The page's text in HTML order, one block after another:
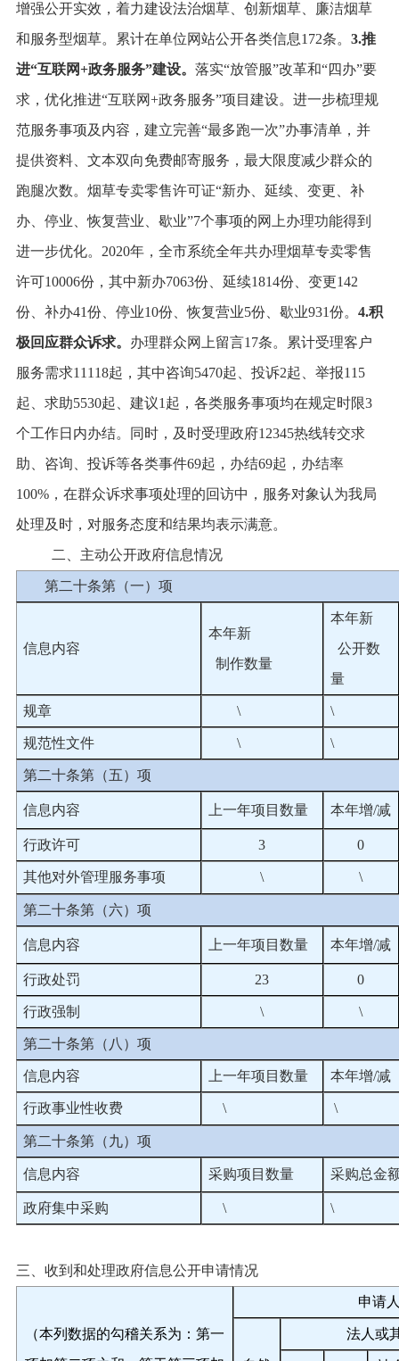
增强公开实效，着力建设法治烟草、创新烟草、廉洁烟草
和服务型烟草。累计在单位网站公开各类信息172条。 3.推
进“互联网+政务服务”建设。 落实“放管服”改革和“四办”要
求， 优化推进“互联网+政务服务”项目建设。进一步梳理规
范服务事项及内容，建立完善“最多跑一次”办事清单，并
提供资料、文本双向免费邮寄服务，最大限度减少群众的
跑腿次数。烟草专卖零售许可证“新办、延续、变更、补
办、停业、恢复营业、歇业”7个事项的网上办理功能得到
进一步优化。2020年，全市系统全年共办理烟草专卖零售
许可10006份，其中新办7063份、延续1814份、变更142
份、补办41份、停业10份、恢复营业5份、歇业931份。 4.积
极回应群众诉求。 办理群众网上留言17条。累计受理客户
服务需求11118起，其中咨询5470起、投诉2起、举报115
起、求助5530起、建议1起，各类服务事项均在规定时限3
个工作日内办结。同时，及时受理政府12345热线转交求
助、咨询、投诉等各类事件69起，办结69起，办结率
100%，在群众诉求事项处理的回访中，服务对象认为我局
处理及时，对服务态度和结果均表示满意。
二、主动公开政府信息情况
第二十条第（一）项
信息内容
本年新
制作数量
本年新
公开数
量
规章 \ \
规范性文件 \ \
第二十条第（五）项
信息内容 上一年项目数量 本年增/减
行政许可 3 0
其他对外管理服务事项 \ \
第二十条第（六）项
信息内容 上一年项目数量 本年增/减
行政处罚 23 0
行政强制 \ \
第二十条第（八）项
信息内容 上一年项目数量 本年增/减
行政事业性收费 \ \
第二十条第（九）项
信息内容 采购项目数量 采购总金
政府集中采购 \ \
三、收到和处理政府信息公开申请情况
（本列数据的勾稽关系为：第一
申请
法人或